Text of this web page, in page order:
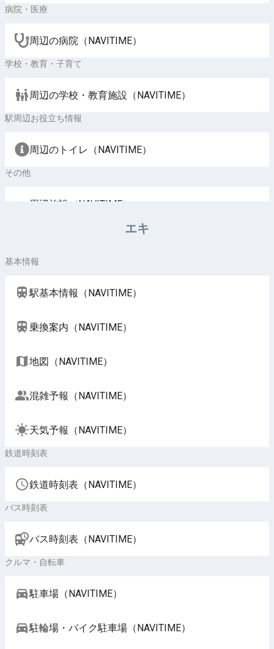
病院・医療
周辺の病院（NAVITIME）
学校・教育・子育て
周辺の学校・教育施設（NAVITIME）
駅周辺お役立ち情報
周辺のトイレ（NAVITIME）
その他
周辺施設（NAVITIME）
エキ
基本情報
駅基本情報（NAVITIME）
乗換案内（NAVITIME）
地図（NAVITIME）
混雑予報（NAVITIME）
天気予報（NAVITIME）
鉄道時刻表
鉄道時刻表（NAVITIME）
バス時刻表
バス時刻表（NAVITIME）
クルマ・自転車
駐車場（NAVITIME）
駐輪場・バイク駐車場（NAVITIME）